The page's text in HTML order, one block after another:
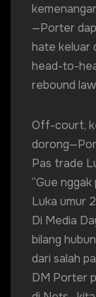
—Porter
hate keluar
head-to-
rebound
Off-court,
Pas trade
“Gue
Luka umur
Di Media
bilang
dari salah
DM Porter